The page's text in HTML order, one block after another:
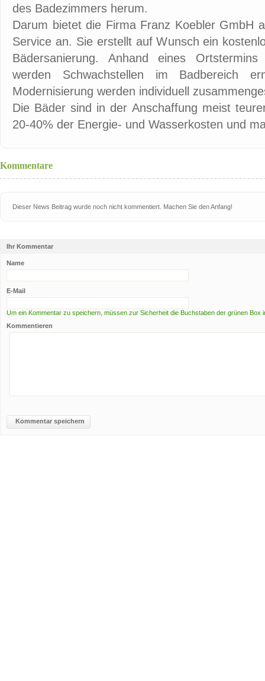
des Badezimmers herum.
Darum bietet die Firma Franz Koebler GmbH
Service an. Sie erstellt auf Wunsch ein
Bädersanierung. Anhand eines
werden Schwachstellen im Badbereich
Modernisierung werden individuell
Die Bäder sind in der Anschaffung meist
20-40% der Energie- und Wasserkosten und
Kommentare
Dieser News Beitrag wurde noch nicht kommentiert. Machen Sie den Anfang!
Ihr Kommentar
Name
E-Mail
Um ein Kommentar zu speichern, müssen zur Sicherheit die Buchstaben der grünen
Kommentieren
Kommentar speichern